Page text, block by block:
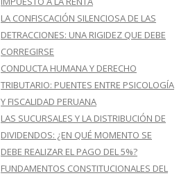
LA CONFISCACIÓN SILENCIOSA DE LAS
DETRACCIONES: UNA RIGIDEZ QUE DEBE
CORREGIRSE
CONDUCTA HUMANA Y DERECHO
TRIBUTARIO: PUENTES ENTRE PSICOLOGÍA
Y FISCALIDAD PERUANA
LAS SUCURSALES Y LA DISTRIBUCIÓN DE
DIVIDENDOS: ¿EN QUÉ MOMENTO SE
DEBE REALIZAR EL PAGO DEL 5%?
FUNDAMENTOS CONSTITUCIONALES DEL